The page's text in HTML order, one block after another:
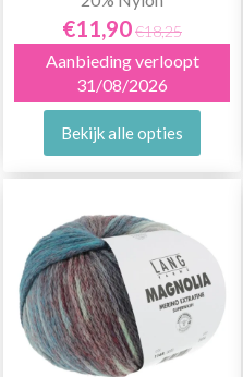
€11,90€18,25
Aanbieding verloopt
31/08/2026
Bekijk alle opties